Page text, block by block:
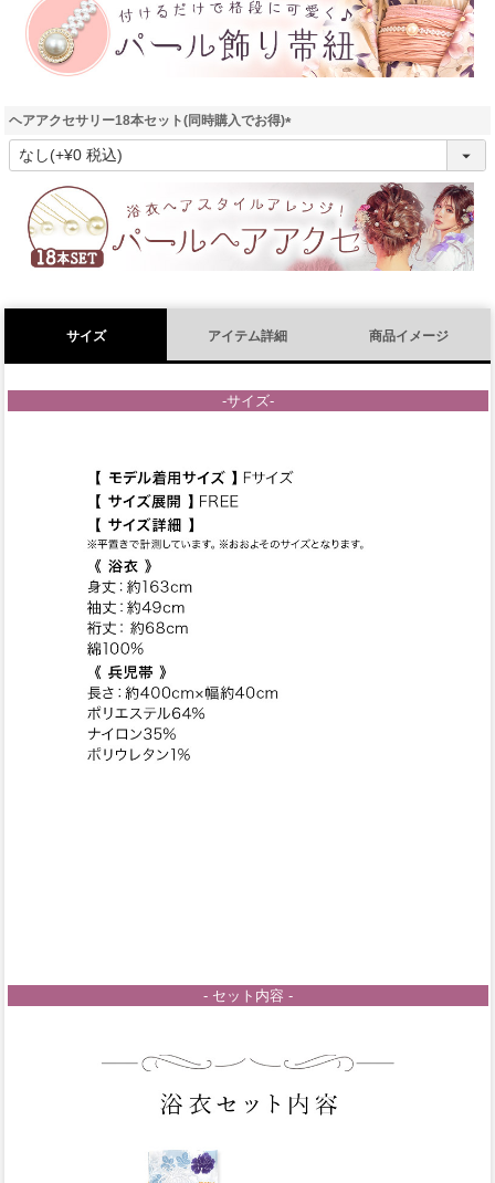
)
ヘアアクセサリー18本セット(同時購入でお得)
(
須
)
サイズ アイテム詳細 商品イメージ
-サイズ-
- セット内容 -